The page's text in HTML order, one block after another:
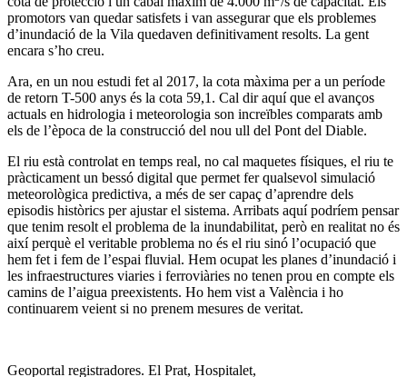
promotors van quedar satisfets i van assegurar que els problemes
d’inundació de la Vila quedaven definitivament resolts. La gent
encara s’ho creu.
Ara, en un nou estudi fet al 2017, la cota màxima per a un període
de retorn T-500 anys és la cota 59,1. Cal dir aquí que el avanços
actuals en hidrologia i meteorologia son increïbles comparats amb
els de l’època de la construcció del nou ull del Pont del Diable.
El riu està controlat en temps real, no cal maquetes físiques, el riu te
pràcticament un bessó digital que permet fer qualsevol simulació
meteorològica predictiva, a més de ser capaç d’aprendre dels
episodis històrics per ajustar el sistema. Arribats aquí podríem pensar
que tenim resolt el problema de la inundabilitat, però en realitat no és
així perquè el veritable problema no és el riu sinó l’ocupació que
hem fet i fem de l’espai fluvial. Hem ocupat les planes d’inundació i
les infraestructures viaries i ferroviàries no tenen prou en compte els
camins de l’aigua preexistents. Ho hem vist a València i ho
continuarem veient si no prenem mesures de veritat.
Geoportal registradores. El Prat, Hospitalet,